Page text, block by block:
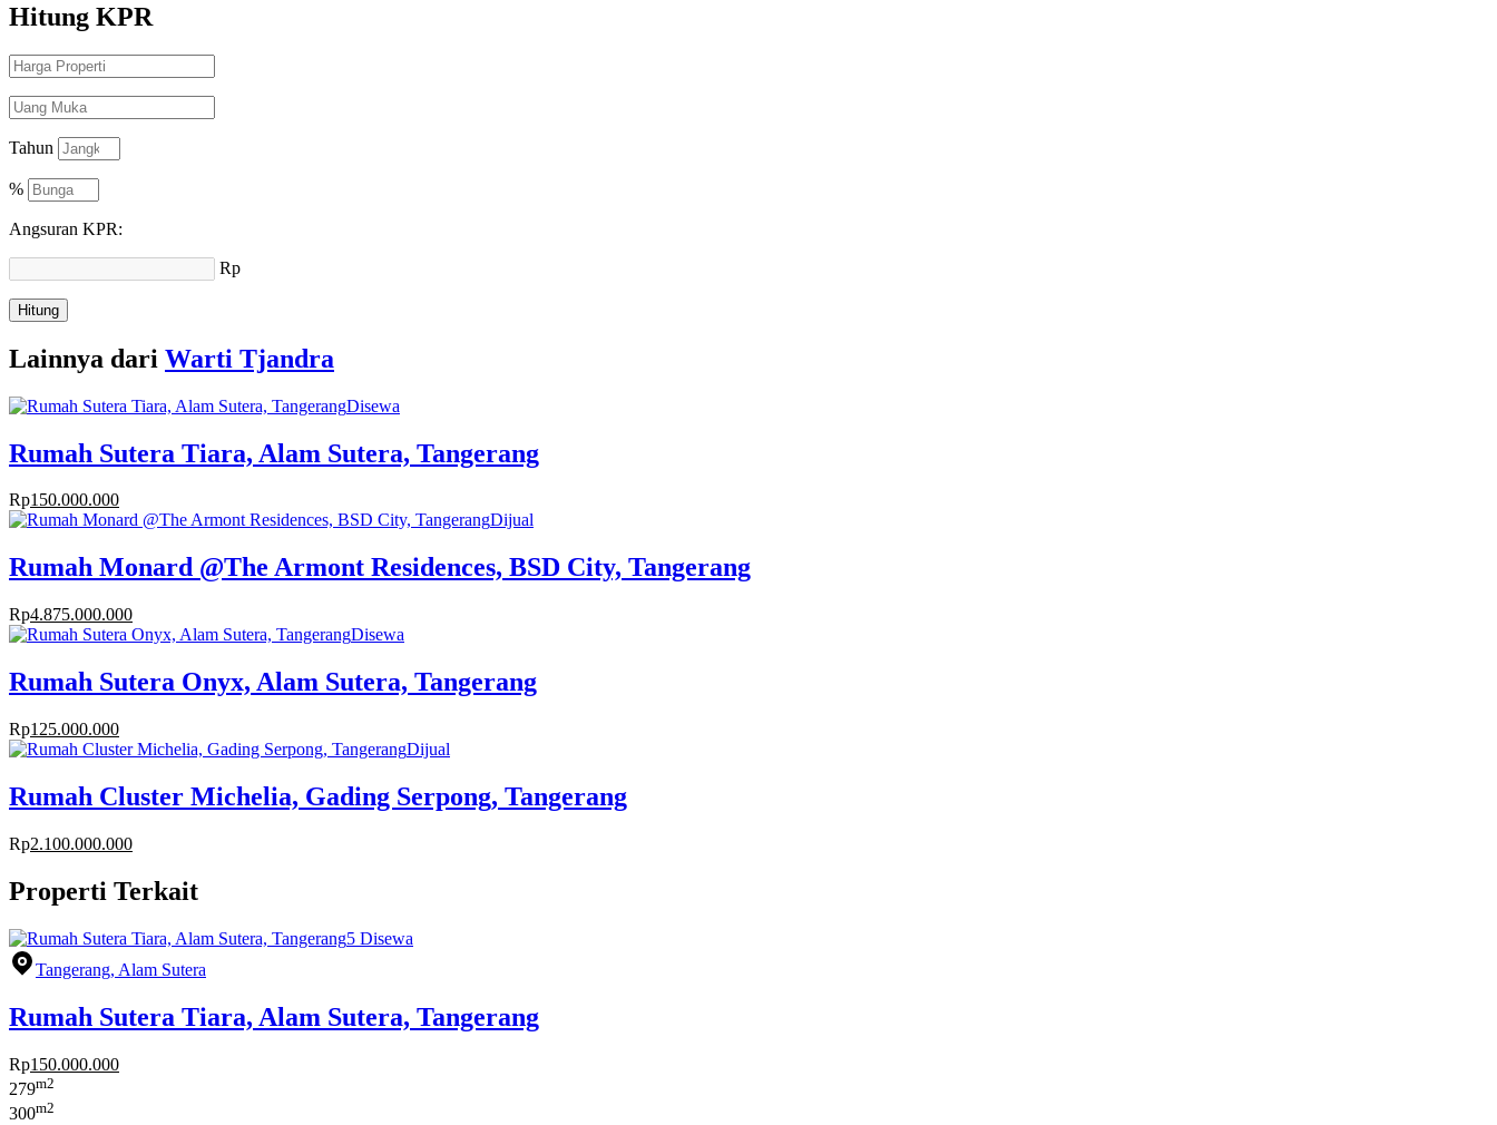
Hitung KPR
Tahun
%
Angsuran KPR:
Rp
Hitung
Lainnya dari Warti Tjandra
Disewa
Rumah Sutera Tiara, Alam Sutera, Tangerang
Rp150.000.000
Dijual
Rumah Monard @The Armont Residences, BSD City, Tangerang
Rp4.875.000.000
Disewa
Rumah Sutera Onyx, Alam Sutera, Tangerang
Rp125.000.000
Dijual
Rumah Cluster Michelia, Gading Serpong, Tangerang
Rp2.100.000.000
Properti Terkait
5 Disewa
Tangerang, Alam Sutera
Rumah Sutera Tiara, Alam Sutera, Tangerang
Rp150.000.000
279m2
300m2